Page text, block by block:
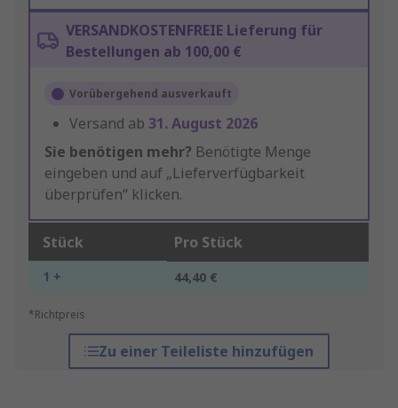
VERSANDKOSTENFREIE Lieferung für
Bestellungen ab 100,00 €
Vorübergehend ausverkauft
Versand ab 31. August 2026
Sie benötigen mehr? Benötigte Menge
eingeben und auf „Lieferverfügbarkeit
überprüfen“ klicken.
Stück Pro Stück
1 + 44,40 €
*Richtpreis
Zu einer Teileliste hinzufügen